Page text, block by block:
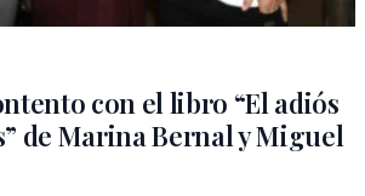
con el libro “El adiós
de Marina Bernal y Miguel